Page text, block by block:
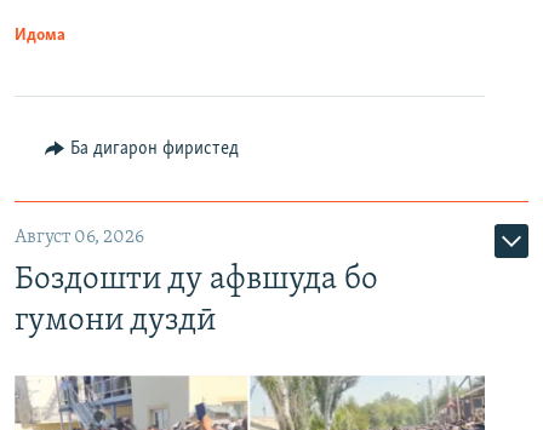
Идома
Ба дигарон фиристед
Август 06, 2026
Боздошти ду афвшуда бо
гумони дуздӣ